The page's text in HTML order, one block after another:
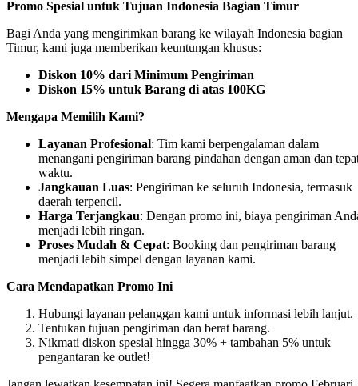
Promo Spesial untuk Tujuan Indonesia Bagian Timur
Bagi Anda yang mengirimkan barang ke wilayah Indonesia bagian
Timur, kami juga memberikan keuntungan khusus:
Diskon 10% dari Minimum Pengiriman
Diskon 15% untuk Barang di atas 100KG
Mengapa Memilih Kami?
Layanan Profesional: Tim kami berpengalaman dalam
menangani pengiriman barang pindahan dengan aman dan
waktu.
Jangkauan Luas: Pengiriman ke seluruh Indonesia, termasuk
daerah terpencil.
Harga Terjangkau: Dengan promo ini, biaya pengiriman
menjadi lebih ringan.
Proses Mudah & Cepat: Booking dan pengiriman barang
menjadi lebih simpel dengan layanan kami.
Cara Mendapatkan Promo Ini
Hubungi layanan pelanggan kami untuk informasi lebih lanjut.
Tentukan tujuan pengiriman dan berat barang.
Nikmati diskon spesial hingga 30% + tambahan 5% untuk
pengantaran ke outlet!